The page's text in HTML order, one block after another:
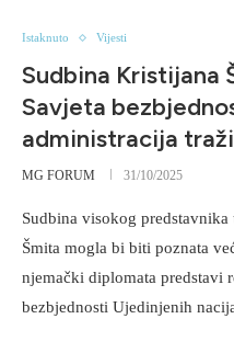
Istaknuto Vijesti
Sudbina Kristijana
Savjeta
administracija
MG FORUM 31/10/2025
Sudbina visokog
Šmita mogla bi biti poznata
njemački diplomata predstavi
bezbjednosti Ujedinjenih